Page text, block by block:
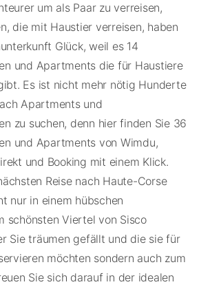
um als Paar zu verreisen,
die mit Haustier verreisen, haben
Glück, weil es 14
und Apartments die für Haustiere
Es ist nicht mehr nötig Hunderte
Apartments und
zu suchen, denn hier finden Sie 36
und Apartments von Wimdu,
und Booking mit einem Klick.
Reise nach Haute-Corse
nur in einem hübschen
schönsten Viertel von Sisco
Sie träumen gefällt und die sie für
möchten sondern auch zum
Sie sich darauf in der idealen